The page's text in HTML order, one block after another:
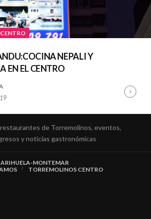
NEPALI Y
EN EL CENTRO
de Torremolinos, eventos,
y noticias gastronómicas
MONTEMAR
TORREMOLINOS CENTRO